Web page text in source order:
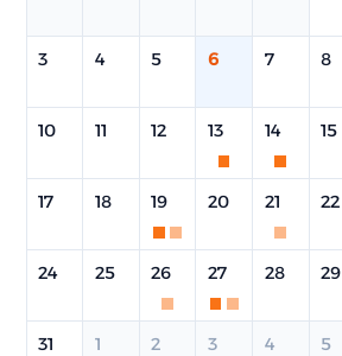
3 4 5 6 7 8
10 11 12 13 14 15
17 18 19 20 21 22
24 25 26 27 28 29
31 1 2 3 4 5